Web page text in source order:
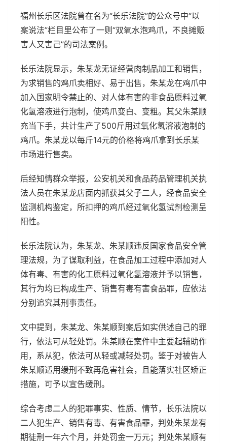
福州长乐区法院曾在名为“长乐法院”的公众号中“以
案说法”栏目里公布了一则“双氧水泡鸡爪，不良摊贩
害人又害己”的司法案例。
长乐法院显示，朱某龙无证经营肉制品加工和销售，
为求销售的鸡爪卖相好、易于出售，朱某龙在鸡爪中
加入国家明令禁止的、对人体有害的非食品原料过氧
化氢溶液进行泡制，使鸡爪变白、变粗。其父朱某顺
充当下手，共计生产了500斤用过氧化氢溶液泡制的
鸡爪。朱某龙以每斤14元的价格将鸡爪拿到长乐某
市场进行售卖。
后经知情群众举报，公安机关和食品药品管理机关执
法人员在朱某龙店面内抓获其父子二人，经食品安全
监测机构鉴定，所扣押的鸡爪经过氧化氢试剂检测呈
阳性。
长乐法院认为，朱某龙、朱某顺违反国家食品安全管
理法规，为了谋取利益，在食品加工过程中添加对人
体有毒、有害的化工原料过氧化氢溶液并予以销售，
其行为均已构成生产、销售有毒有害食品罪，应依法
分别追究其刑事责任。
文中提到，朱某龙、朱某顺到案后如实供述自己的罪
行，依法可从轻处罚。朱某顺在案件中主要起辅助作
用，系从犯，依法可从轻或减轻处罚。鉴于对被告人
朱某顺适用缓刑不致再危害社会，且能落实社区矫正
措施，可予以宣告缓刑。
综合考虑二人的犯罪事实、性质、情节，长乐法院以
二人犯生产、销售有毒、有害食品罪，判处朱某龙有
期徒刑一年六个月，并处罚金一万元；判处朱某顺有